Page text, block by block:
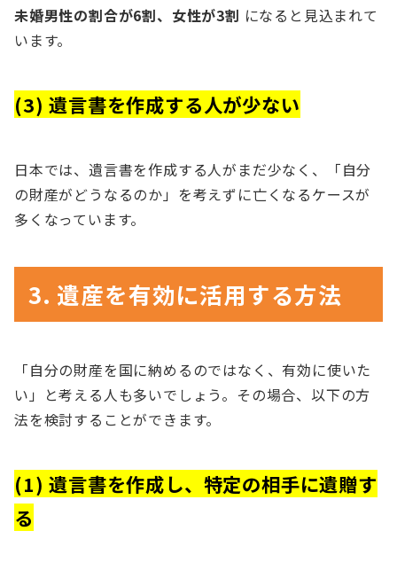
未婚男性の割合が6割、女性が3割 になると見込まれて
います。
(3) 遺言書を作成する人が少ない
日本では、遺言書を作成する人がまだ少なく、「自分
の財産がどうなるのか」を考えずに亡くなるケースが
多くなっています。
3. 遺産を有効に活用する方法
「自分の財産を国に納めるのではなく、有効に使いた
い」と考える人も多いでしょう。その場合、以下の方
法を検討することができます。
(1) 遺言書を作成し、特定の相手に遺贈す
る